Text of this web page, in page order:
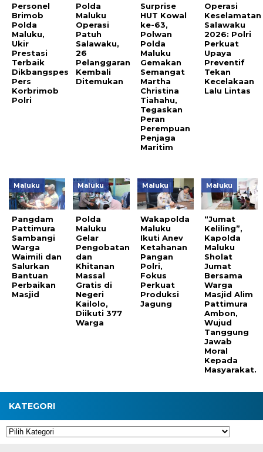
Personel
Brimob
Polda
Maluku,
Ukir
Prestasi
Terbaik
Dikbangspes
Pers
Korbrimob
Polri
Polda
Maluku
Operasi
Patuh
Salawaku,
26
Pelanggaran
Kembali
Ditemukan
Surprise
HUT Kowal
ke-63,
Polwan
Polda
Maluku
Gemakan
Semangat
Martha
Christina
Tiahahu,
Tegaskan
Peran
Perempuan
Penjaga
Maritim
Operasi
Keselamatan
Salawaku
2026: Polri
Perkuat
Upaya
Preventif
Tekan
Kecelakaan
Lalu Lintas
Maluku
Pangdam
Pattimura
Sambangi
Warga
Waimili dan
Salurkan
Bantuan
Perbaikan
Masjid
Maluku
Polda
Maluku
Gelar
Pengobatan
dan
Khitanan
Massal
Gratis di
Negeri
Kailolo,
Diikuti 377
Warga
Maluku
Wakapolda
Maluku
Ikuti Anev
Ketahanan
Pangan
Polri,
Fokus
Perkuat
Produksi
Jagung
Maluku
“Jumat
Keliling”,
Kapolda
Maluku
Sholat
Jumat
Bersama
Warga
Masjid Alim
Pattimura
Ambon,
Wujud
Tanggung
Jawab
Moral
Kepada
Masyarakat.
KATEGORI
Kategori